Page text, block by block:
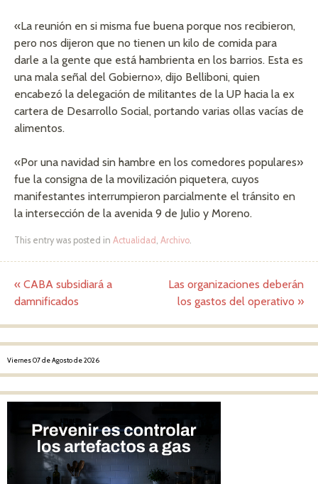
«La reunión en si misma fue buena porque nos recibieron,
pero nos dijeron que no tienen un kilo de comida para
darle a la gente que está hambrienta en los barrios. Esta es
una mala señal del Gobierno», dijo Belliboni, quien
encabezó la delegación de militantes de la UP hacia la ex
cartera de Desarrollo Social, portando varias ollas vacías de
alimentos.
«Por una navidad sin hambre en los comedores populares»
fue la consigna de la movilización piquetera, cuyos
manifestantes interrumpieron parcialmente el tránsito en
la intersección de la avenida 9 de Julio y Moreno.
This entry was posted in Actualidad , Archivo.
Post navigation
« CABA subsidiará a
damnificados
Las organizaciones deberán
los gastos del operativo »
Viernes 07 de Agosto de 2026